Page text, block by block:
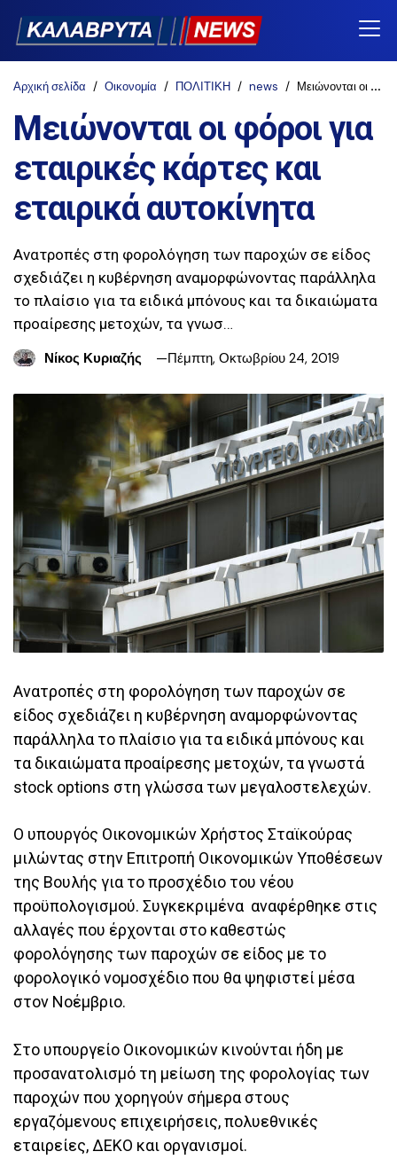
Αρχική σελίδα Οικονομία ΠΟΛΙΤΙΚΗ news Μειώνονται οι φόροι για εταιρικές κάρτες και εταιρικά αυτοκίνητα
Μειώνονται οι φόροι για
εταιρικές κάρτες και
εταιρικά αυτοκίνητα
Ανατροπές στη φορολόγηση των παροχών σε είδος
σχεδιάζει η κυβέρνηση αναμορφώνοντας παράλληλα
το πλαίσιο για τα ειδικά μπόνους και τα δικαιώματα
προαίρεσης μετοχών, τα γνωσ…
Νίκος Κυριαζής
Πέμπτη, Οκτωβρίου 24, 2019
Ανατροπές στη φορολόγηση των παροχών σε
είδος σχεδιάζει η κυβέρνηση αναμορφώνοντας
παράλληλα το πλαίσιο για τα ειδικά μπόνους και
τα δικαιώματα προαίρεσης μετοχών, τα γνωστά
stock options στη γλώσσα των μεγαλοστελεχών.
Ο υπουργός Οικονομικών Χρήστος Σταϊκούρας
μιλώντας στην Επιτροπή Οικονομικών Υποθέσεων
της Βουλής για το προσχέδιο του νέου
προϋπολογισμού. Συγκεκριμένα αναφέρθηκε στις
αλλαγές που έρχονται στο καθεστώς
φορολόγησης των παροχών σε είδος με το
φορολογικό νομοσχέδιο που θα ψηφιστεί μέσα
στον Νοέμβριο.
Στο υπουργείο Οικονομικών κινούνται ήδη με
προσανατολισμό τη μείωση της φορολογίας των
παροχών που χορηγούν σήμερα στους
εργαζόμενους επιχειρήσεις, πολυεθνικές
εταιρείες, ΔΕΚΟ και οργανισμοί.